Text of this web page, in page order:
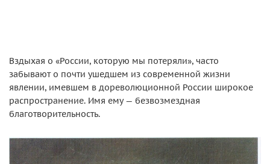
Вздыхая о «России, которую мы потеряли», часто
забывают о почти ушедшем из современной жизни
явлении, имевшем в дореволюционной России широкое
распространение. Имя ему — безвозмездная
благотворительность.